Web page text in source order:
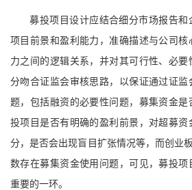
募投项目设计应结合细分市场报告和
项目前景和盈利能力，准确描述与公司
力之间的逻辑关系，并对其可行性、必
分吻合证监会审核思路，以保证通过证
题，包括融资的必要性问题，募集资金
投项目是否有明确的盈利前景，对超募
分，是否会出现盲目扩张情况等，而创业
数存在募集资金使用问题，可见，募投
重要的一环。